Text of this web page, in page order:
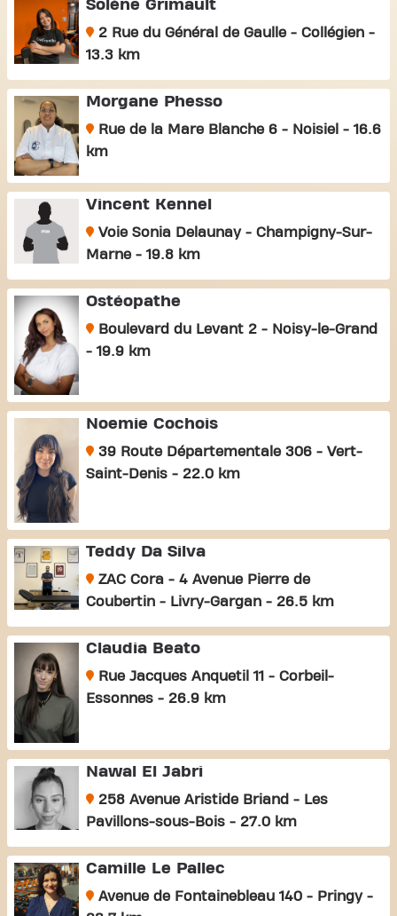
Solène Grimault
2 Rue du Général de Gaulle - Collégien -
13.3 km
Morgane Phesso
Rue de la Mare Blanche 6 - Noisiel - 16.6
km
Vincent Kennel
Voie Sonia Delaunay - Champigny-Sur-
Marne - 19.8 km
Ostéopathe
Boulevard du Levant 2 - Noisy-le-Grand
- 19.9 km
Noemie Cochois
39 Route Départementale 306 - Vert-
Saint-Denis - 22.0 km
Teddy Da Silva
ZAC Cora - 4 Avenue Pierre de
Coubertin - Livry-Gargan - 26.5 km
Claudia Beato
Rue Jacques Anquetil 11 - Corbeil-
Essonnes - 26.9 km
Nawal El Jabri
258 Avenue Aristide Briand - Les
Pavillons-sous-Bois - 27.0 km
Camille Le Pallec
Avenue de Fontainebleau 140 - Pringy -